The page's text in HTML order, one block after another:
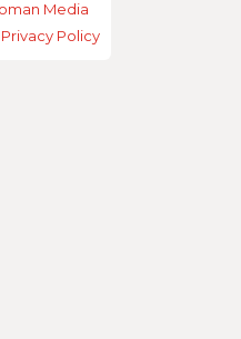
Media
Privacy Policy